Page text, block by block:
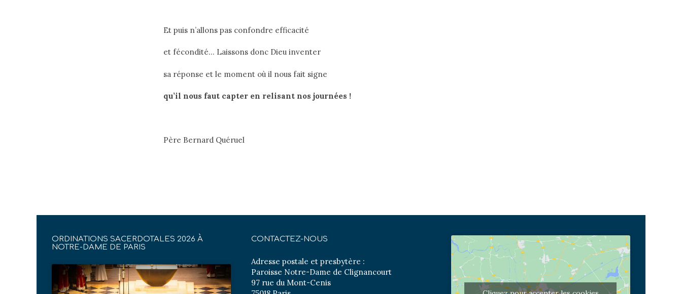
Et puis n’allons pas confondre efficacité
et fécondité… Laissons donc Dieu inventer
sa réponse et le moment où il nous fait signe
qu’il nous faut capter en relisant nos journées !
Père Bernard Quéruel
ORDINATIONS SACERDOTALES 2026 À
NOTRE-DAME DE PARIS
CONTACTEZ-NOUS
Adresse postale et presbytère :
Paroisse Notre-Dame de Clignancourt
97 rue du Mont-Cenis